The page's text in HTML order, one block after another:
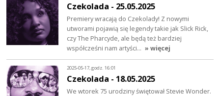
Czekolada - 25.05.2025
Premiery wracają do Czekolady! Z nowymi
utworami pojawią się legendy takie jak Slick Rick,
czy The Pharcyde, ale będą też bardziej
współcześni nam artyści… » więcej
2025-05-17, godz. 16:01
Czekolada - 18.05.2025
We wtorek 75 urodziny świętował Stevie Wonder.